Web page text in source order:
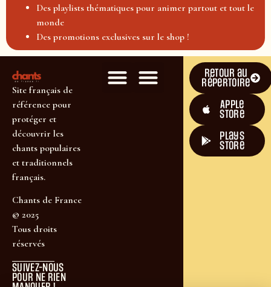
Des playlists thématiques pour animer partout et tout le
monde
Des promotions exclusives sur le shop !
Site français de
référence pour
protéger et
découvrir les
chants populaires
et traditionnels
français.
Chants de France
© 2025
Tous droits
réservés
SUIVEZ-NOUS
POUR NE RIEN
Retour au
répertoire
Apple
Store
plays
store